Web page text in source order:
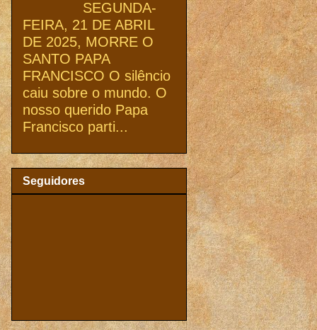
SEGUNDA-
FEIRA, 21 DE ABRIL
DE 2025, MORRE O
SANTO PAPA
FRANCISCO O silêncio
caiu sobre o mundo. O
nosso querido Papa
Francisco parti...
Seguidores